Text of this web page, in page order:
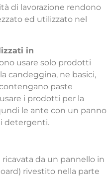
di lavorazione rendono
ed utilizzato nel
in
usare solo prodotti
candeggina, ne basici,
paste
i prodotti per la
le ante con un panno
detergenti.
ricavata da un pannello in
rivestito nella parte